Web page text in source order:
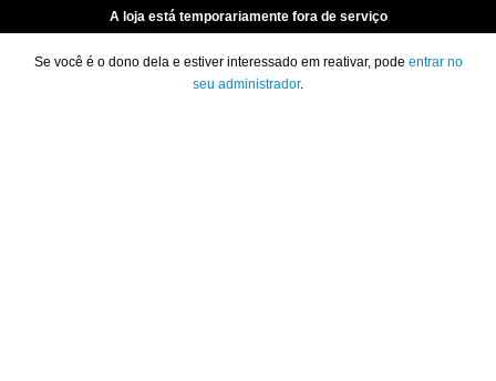
A loja está temporariamente fora de serviço
Se você é o dono dela e estiver interessado em reativar, pode entrar no
seu administrador.